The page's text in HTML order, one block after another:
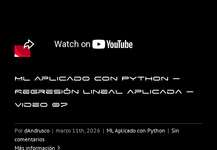
ML Aplicado con Python –
Regresión lineal aplicada –
Video 07
Por dAndrusco | marzo 11th, 2026 | ML Aplicado con Python | Sin
comentarios
Más información